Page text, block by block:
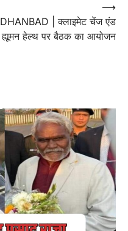
DHANBAD | क्लाइमेट चेंज एंड
ह्यूमन हेल्थ पर बैठक का आयोजन
⟶